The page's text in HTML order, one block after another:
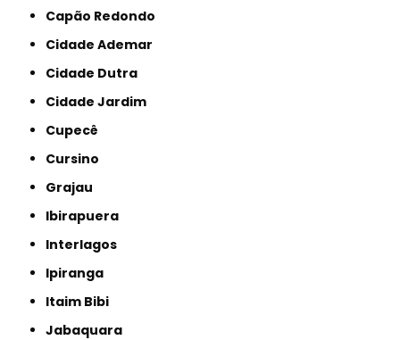
Capão Redondo
Cidade Ademar
Cidade Dutra
Cidade Jardim
Cupecê
Cursino
Grajau
Ibirapuera
Interlagos
Ipiranga
Itaim Bibi
Jabaquara